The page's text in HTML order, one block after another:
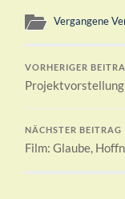
Vergangene
VORHERIGER
NÄCHSTER BEITRAG
Film: Glaube,